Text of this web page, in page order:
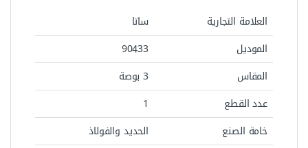
العلامة التجارية
ساتا
الموديل
90433
المقاس
3 بوصة
عدد القطع
1
خامة الصنع
الحديد والفولاذ